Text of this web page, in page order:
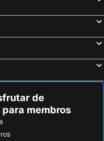
Adagio La Defense Kleber
Hôtel Espace Champerret
HOTEL Versailles Le Chesnay
Styles Poissy Paris
de
membros